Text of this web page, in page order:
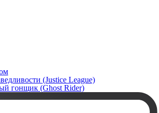
(Justice League)
гонщик (Ghost Rider)